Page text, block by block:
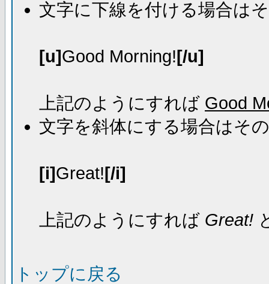
文字に下線を付ける場合は
[u]Good Morning![/u]
上記のようにすれば Good
文字を斜体にする場合はそ
[i]Great![/i]
上記のようにすれば Great!
トップに戻る